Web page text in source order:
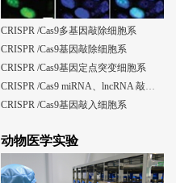
CRISPR /Cas9多基因敲除细胞系
CRISPR /Cas9基因敲除细胞系
CRISPR /Cas9基因定点突变细胞系
CRISPR /Cas9基因敲入细胞系
动物医学实验